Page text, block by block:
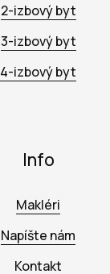
2-izbový byt
3-izbový byt
4-izbový byt
Info
Makléri
Napíšte nám
Kontakt